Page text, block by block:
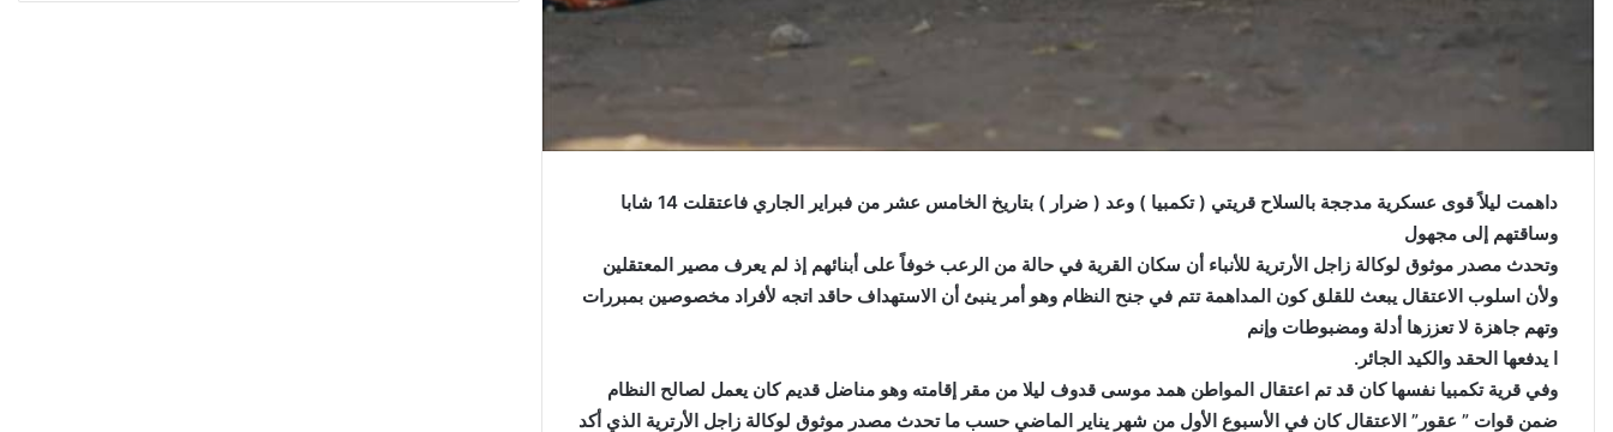
داهمت ليلاً قوى عسكرية مدججة بالسلاح قريتي ( تكمبيا ) وعد ( ضرار ) بتاريخ الخامس عشر من فبراير الجاري فاعتقلت 14 شابا
وساقتهم إلى مجهول
وتحدث مصدر موثوق لوكالة زاجل الأرترية للأنباء أن سكان القرية في حالة من الرعب خوفاً على أبنائهم إذ لم يعرف مصير المعتقلين
ولأن اسلوب الاعتقال يبعث للقلق كون المداهمة تتم في جنح النظام وهو أمر ينبئ أن الاستهداف حاقد اتجه لأفراد مخصوصين بمبررات
وتهم جاهزة لا تعززها أدلة ومضبوطات وإنم
ا يدفعها الحقد والكيد الجائر.
وفي قرية تكمبيا نفسها كان قد تم اعتقال المواطن همد موسى قدوف ليلا من مقر إقامته وهو مناضل قديم كان يعمل لصالح النظام
ضمن قوات ” عقور” الاعتقال كان في الأسبوع الأول من شهر يناير الماضي حسب ما تحدث مصدر موثوق لوكالة زاجل الأرترية الذي أكد